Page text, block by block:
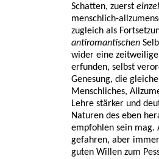
Schatten, zuerst
menschlich-
zugleich als
antiromantischen
wider eine
erfunden, selbst
Genesung, die
Menschliches,
Lehre stärker und
Naturen des eben
empfohlen sein mag.
gefahren, aber
guten Willen zum